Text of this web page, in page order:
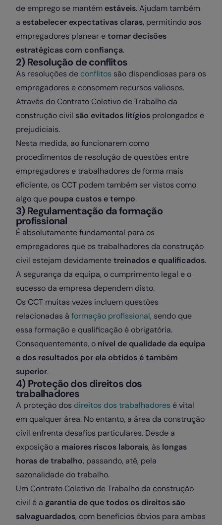
de emprego se mantém estáveis. Ajudam também
a estabelecer expectativas claras, permitindo aos
empregadores planear etomar decisões
estratégicas com confiança.
2) Resolução de conflitos
As resoluções de conflitos são dispendiosas para os
empregadores e consomem recursos valiosos.
Através do Contrato Coletivo de Trabalho da
construção civil são evitados litígios prolongados e
prejudiciais.
Nesta medida, ao funcionarem como
procedimentos de resolução de questões entre
empregadores e trabalhadores de forma mais
eficiente, os CCT podem também ser vistos como
algo que poupa custos e tempo.
3) Regulamentação da formação
profissional
É absolutamente fundamental para os
empregadores que os trabalhadores da construção
civil estejam devidamentetreinados e qualificados.
A segurança da equipa, o cumprimento legal e o
sucesso da empresa dependem disto.
Os CCT muitas vezes incluem questões
relacionadas à formação profissional, sendo que
essa formação e qualificação é obrigatória.
Consequentemente, o nível de qualidade da equipa
e dos resultados por ela obtidos é também
superior.
4) Proteção dos direitos dos
trabalhadores
A proteção dos direitos dos trabalhadores é vital
em qualquer área. No entanto, a área da construção
civil enfrenta desafios particulares. Desde a
exposição a maiores riscos laborais, às longas
horas de trabalho, passando, até, pela
sazonalidade do trabalho.
Um Contrato Coletivo de Trabalho da construção
civil é a garantia de que todos os direitos são
salvaguardados, com benefícios óbvios para ambas